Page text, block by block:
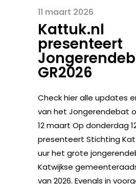
11 maart 2026
Kattuk.nl
presenteert
GR2026
Check hier alle updates
van het Jongerendebat
12 maart Op donderdag
presenteert Stichting
uur het grote
Katwijkse
van 2026. Evenals in